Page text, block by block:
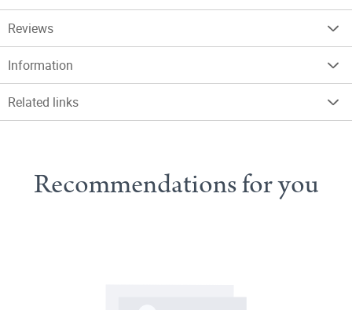
Reviews
Information
Related links
Recommendations for you